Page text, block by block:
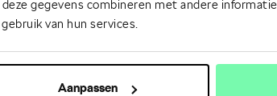
gegevens combineren met andere
van hun services.
Aanpassen